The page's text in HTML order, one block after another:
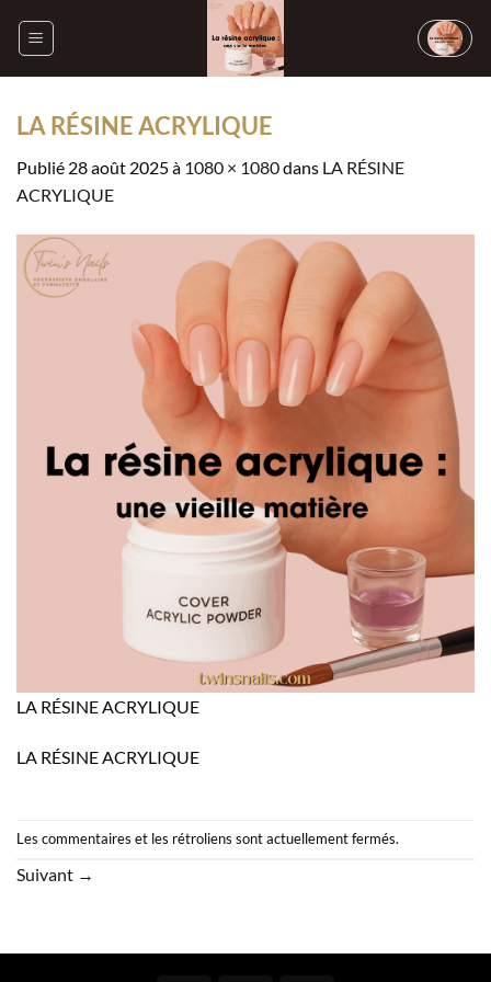
LA RÉSINE ACRYLIQUE
Publié 28 août 2025à 1080 × 1080dans LA RÉSINE
ACRYLIQUE
LA RÉSINE ACRYLIQUE
LA RÉSINE ACRYLIQUE
Les commentaires et les rétroliens sont actuellement fermés.
Suivant →